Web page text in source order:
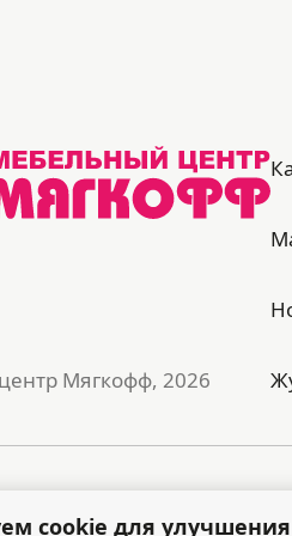
Мягкофф, 2026
cookie для улучшения